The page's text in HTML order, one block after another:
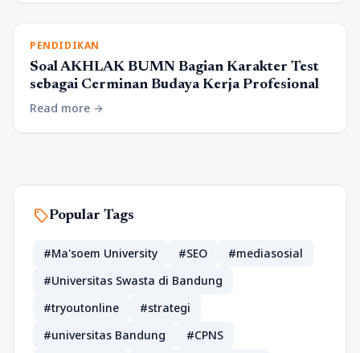
PENDIDIKAN
Soal AKHLAK BUMN Bagian Karakter Test
sebagai Cerminan Budaya Kerja Profesional
Read more arrow_forward
sellPopular Tags
#Ma'soem University #SEO
#mediasosial
#Universitas Swasta di Bandung
#tryoutonline
#strategi
#universitas Bandung
#CPNS